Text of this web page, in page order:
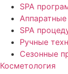
SPA
SPA
Ручные
Сезонные
Косметология